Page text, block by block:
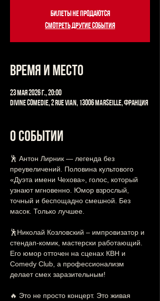
Билеты не продаются
Смотреть другие события
Время и место
23 мая 2026 г., 20:00
Divine Comedie, 2 Rue Vian, 13006 Marseille, Франция
О событии
🕺 Антон Лирник — легенда без
преувеличений. Половина культового
«Дуэта имени Чехова», голос, который
узнают мгновенно. Юмор взрослый,
точный и беспощадно смешной. Без
масок. Только лучшее.
🕺Николай Козловский – импровизатор и
стендап-комик, мастерски работающий.
Его юмор отточен на сценах КВН и
Comedy Club, а профессионализм
делает смех заразительным!
🔥 Это не просто концерт. Это живая